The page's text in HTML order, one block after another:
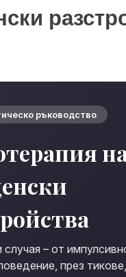
ръководство
случая – от
през тикове,